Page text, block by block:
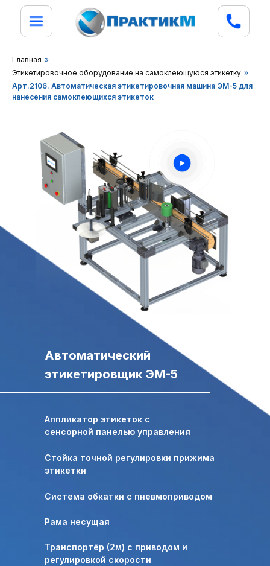
Российский производитель
этикетировочного оборудования
+7 (495) 677-97-37
Задать вопрос в
WhatsApp
ПОЛУЧИТЬ
Свяжитесь с нами,
мы сейчас онлайн:
Свяжитесь с нами,
мы сейчас онлайн:
Главная »
Этикетировочное оборудование на самоклеющуюся этикетку »
Арт.2106. Автоматическая этикетировочная машина ЭМ-5 для
нанесения самоклеющихся этикеток
Аппликатор этикеток с
сенсорной панелью управления
Стойка точной регулировки прижима
этикетки
Рама несущая
Автоматический
этикетировщик ЭМ-5
Транспортёр (2м) с приводом и
регулировкой скорости
Система обкатки с пневмоприводом